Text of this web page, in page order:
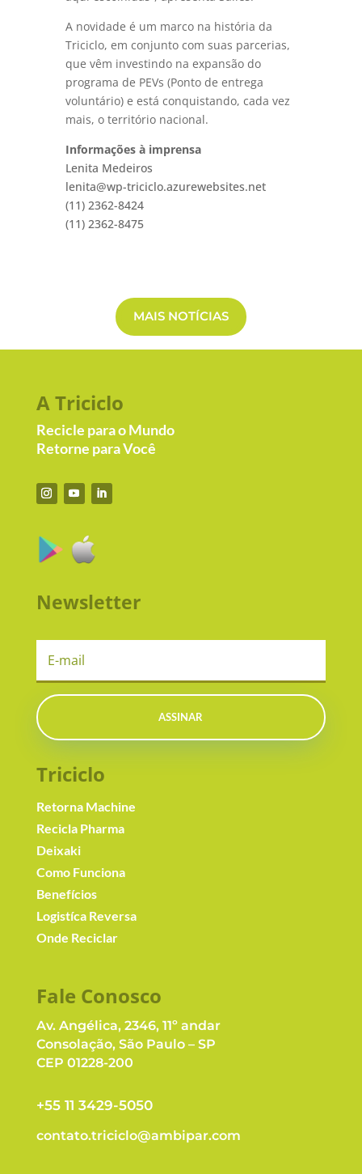
A novidade é um marco na história da
Triciclo, em conjunto com suas parcerias,
que vêm investindo na expansão do
programa de PEVs (Ponto de entrega
voluntário) e está conquistando, cada vez
mais, o território nacional.
Informações à imprensa
Lenita Medeiros
lenita@wp-triciclo.azurewebsites.net
(11) 2362-8424
(11) 2362-8475
MAIS NOTÍCIAS
A Triciclo
Recicle para o Mundo
Retorne para Você
Newsletter
ASSINAR
Triciclo
Retorna Machine
Recicla Pharma
Deixaki
Como Funciona
Benefícios
Logistíca Reversa
Onde Reciclar
Fale Conosco
Av. Angélica, 2346, 11º andar
Consolação, São Paulo – SP
CEP 01228-200
+55 11 3429-5050
contato.triciclo@ambipar.com